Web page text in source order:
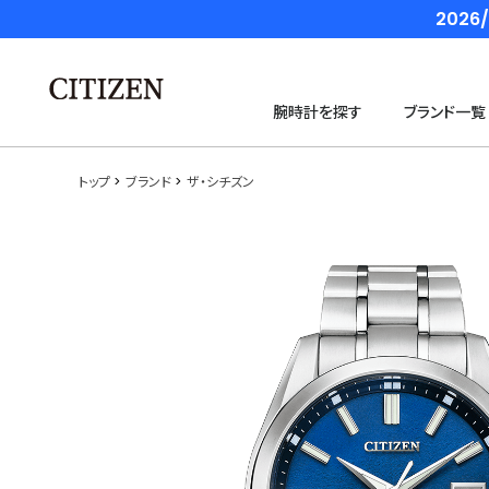
2026/
腕時計を探す ブランド一覧
トップ ブランド ザ・シチズン